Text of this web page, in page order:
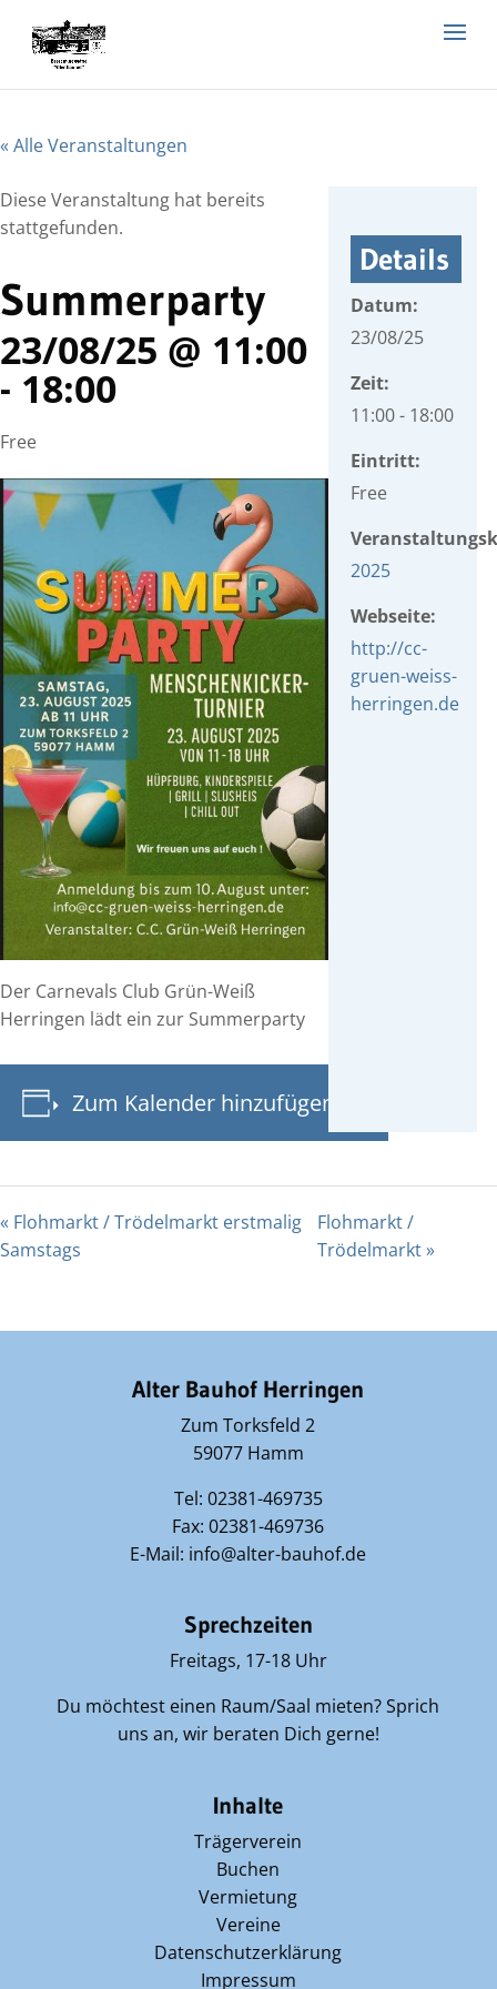
« Alle Veranstaltungen
Diese Veranstaltung hat bereits
stattgefunden.
Summerparty
23/08/25 @ 11:00
- 18:00
Free
Der Carnevals Club Grün-Weiß
Herringen lädt ein zur Summerparty
Zum Kalender hinzufügen
Details
Datum:
23/08/25
Zeit:
11:00 - 18:00
Eintritt:
Free
2025
Webseite:
http://cc-
gruen-weiss-
herringen.de
« Flohmarkt / Trödelmarkt erstmalig
Samstags
Flohmarkt /
Trödelmarkt»
Alter Bauhof Herringen
Zum Torksfeld 2
59077 Hamm
Tel: 02381-469735
Fax: 02381-469736
E-Mail: info@alter-bauhof.de
Sprechzeiten
Freitags, 17-18 Uhr
Du möchtest einen Raum/Saal mieten? Sprich
uns an, wir beraten Dich gerne!
Inhalte
Trägerverein
Buchen
Vermietung
Vereine
Datenschutzerklärung
Impressum